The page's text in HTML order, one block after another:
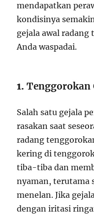
mendapatkan
kondisinya
gejala awal
Anda waspadai.
1.Tenggorokan
Salah satu gejala
rasakan saat
radang
kering di
tiba-tiba dan
nyaman, terutama
menelan. Jika
dengan iritasi